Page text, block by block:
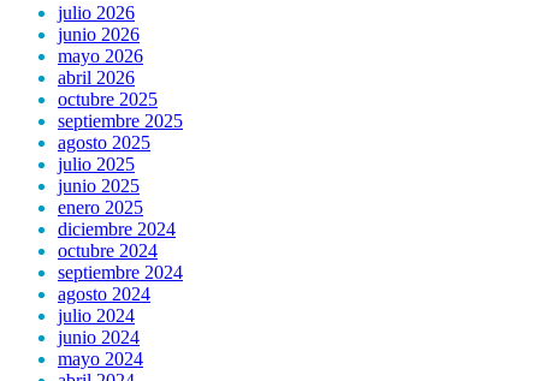
julio 2026
junio 2026
mayo 2026
abril 2026
octubre 2025
septiembre 2025
agosto 2025
julio 2025
junio 2025
enero 2025
diciembre 2024
octubre 2024
septiembre 2024
agosto 2024
julio 2024
junio 2024
mayo 2024